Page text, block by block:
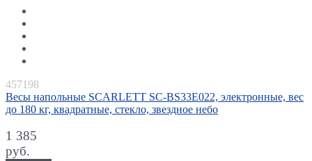
457198
Весы напольные SCARLETT SC-BS33E022, электронные, вес
до 180 кг, квадратные, стекло, звездное небо
1 385
руб.